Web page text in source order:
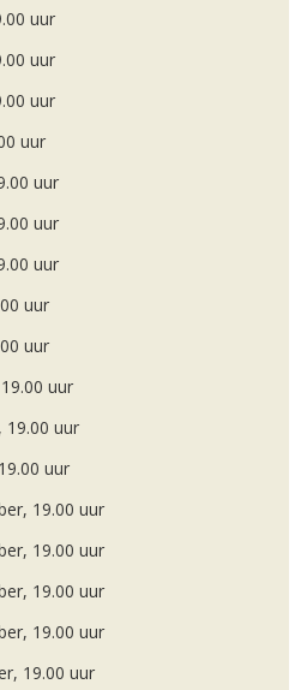
uur
uur
uur
uur
uur
uur
uur
uur
uur
uur
19.00 uur
uur
19.00 uur
19.00 uur
19.00 uur
19.00 uur
19.00 uur